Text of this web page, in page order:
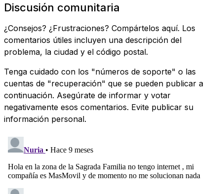
Discusión comunitaria
¿Consejos? ¿Frustraciones? Compártelos aquí. Los
comentarios útiles incluyen una descripción del
problema, la ciudad y el código postal.
Tenga cuidado con los "números de soporte" o las
cuentas de "recuperación" que se pueden publicar a
continuación. Asegúrate de informar y votar
negativamente esos comentarios. Evite publicar su
información personal.